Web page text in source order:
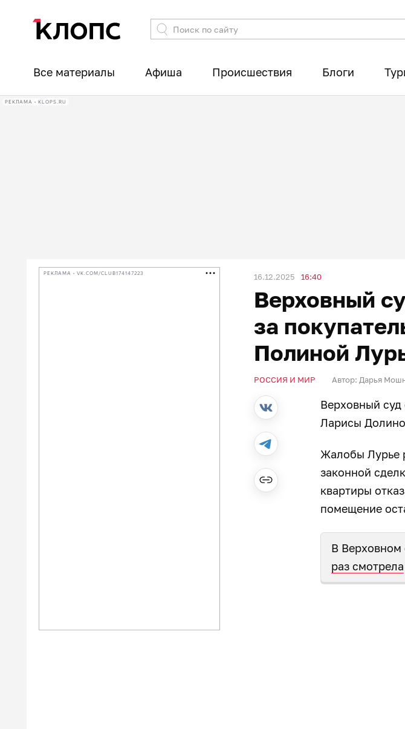
Все материалы Афиша Происшествия Блоги
РЕКЛАМА • KLOPS.RU
РЕКЛАМА • VK.COM/CLUB174147223 16.12.2025 16:40
Верховный
за
Полиной
РОССИЯ И МИР Автор: Дарья
Верховный суд
Ларисы
Жалобы Лурье
законной
квартиры
помещение
В Верховном
раз смотрела